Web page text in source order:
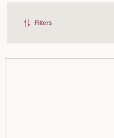
Filters